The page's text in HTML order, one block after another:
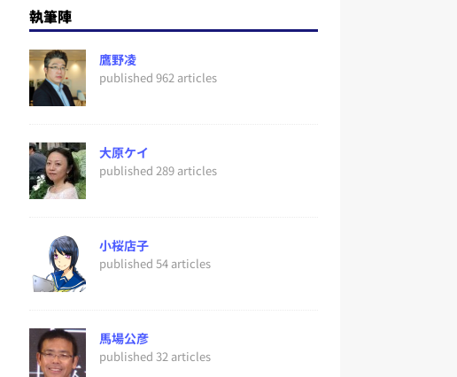
執筆陣
鷹野凌
published 962 articles
大原ケイ
published 289 articles
小桜店子
published 54 articles
馬場公彦
published 32 articles